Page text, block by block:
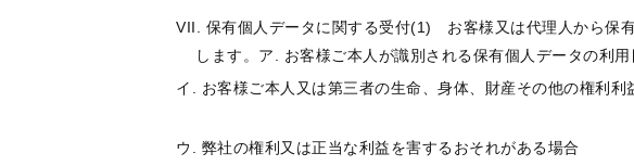
保有個人データに関する受付(1) お客様又は代理人から保
します。ア. お客様ご本人が識別される保有個人データの利
イ. お客様ご本人又は第三者の生命、身体、財産その他の権利利
ウ. 弊社の権利又は正当な利益を害するおそれがある場合